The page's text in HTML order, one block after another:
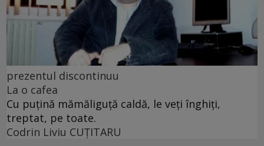
prezentul discontinuu
La o cafea
Cu puţină mămăliguţă caldă, le veţi înghiţi,
treptat, pe toate.
Codrin Liviu CUŢITARU